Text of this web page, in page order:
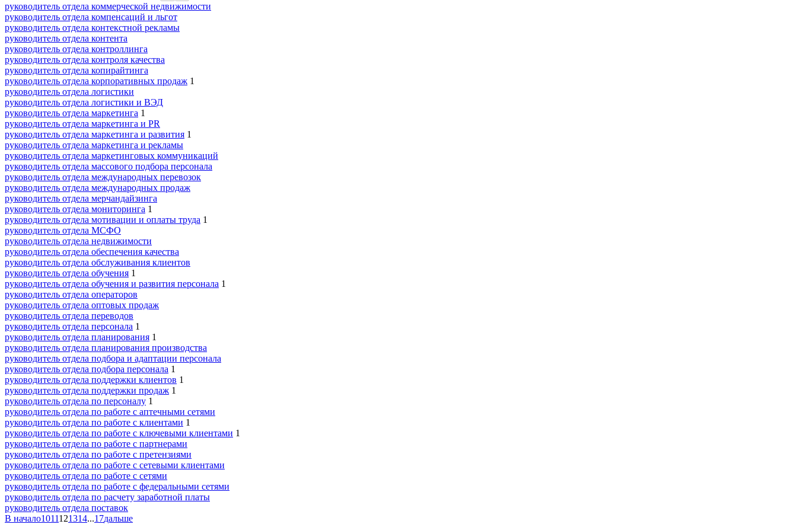
руководитель отдела коммерческой недвижимости
руководитель отдела компенсаций и льгот
руководитель отдела контекстной рекламы
руководитель отдела контента
руководитель отдела контроллинга
руководитель отдела контроля качества
руководитель отдела копирайтинга
руководитель отдела корпоративных продаж 1
руководитель отдела логистики
руководитель отдела логистики и ВЭД
руководитель отдела маркетинга 1
руководитель отдела маркетинга и PR
руководитель отдела маркетинга и развития 1
руководитель отдела маркетинга и рекламы
руководитель отдела маркетинговых коммуникаций
руководитель отдела массового подбора персонала
руководитель отдела международных перевозок
руководитель отдела международных продаж
руководитель отдела мерчандайзинга
руководитель отдела мониторинга 1
руководитель отдела мотивации и оплаты труда 1
руководитель отдела МСФО
руководитель отдела недвижимости
руководитель отдела обеспечения качества
руководитель отдела обслуживания клиентов
руководитель отдела обучения 1
руководитель отдела обучения и развития персонала 1
руководитель отдела операторов
руководитель отдела оптовых продаж
руководитель отдела переводов
руководитель отдела персонала 1
руководитель отдела планирования 1
руководитель отдела планирования производства
руководитель отдела подбора и адаптации персонала
руководитель отдела подбора персонала 1
руководитель отдела поддержки клиентов 1
руководитель отдела поддержки продаж 1
руководитель отдела по персоналу 1
руководитель отдела по работе с аптечными сетями
руководитель отдела по работе с клиентами 1
руководитель отдела по работе с ключевыми клиентами 1
руководитель отдела по работе с партнерами
руководитель отдела по работе с претензиями
руководитель отдела по работе с сетевыми клиентами
руководитель отдела по работе с сетями
руководитель отдела по работе с федеральными сетями
руководитель отдела по расчету заработной платы
руководитель отдела поставок
В начало1011121314...17дальше